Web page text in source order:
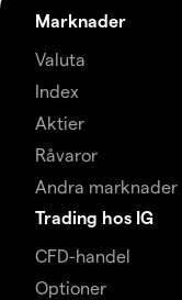
Marknader
Valuta
Index
Aktier
Råvaror
Andra marknader
Trading hos IG
CFD-handel
Optioner